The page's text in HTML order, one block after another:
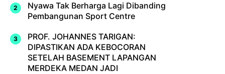
Nyawa Tak Berharga Lagi Dibanding
Pembangunan Sport Centre
PROF. JOHANNES TARIGAN:
DIPASTIKAN ADA KEBOCORAN
SETELAH BASEMENT LAPANGAN
MERDEKA MEDAN JADI